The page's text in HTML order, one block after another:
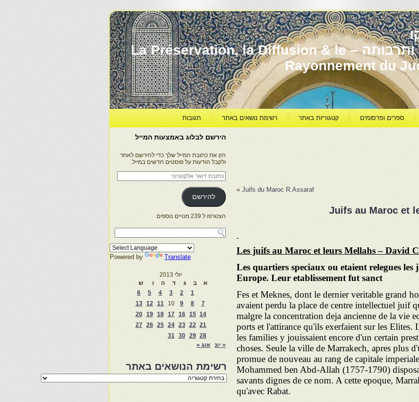
יהדות מרוקו עברה ותרבותה – La Préservation, la Diffusion & le
Rayonnement du
ספרים ופרסומים קטגוריות באתר רשימת נושאים באתר תגובות
Juifs du Maroc R.Assaraf
»
Juifs au Maroc et
Les juifs au Maroc et leurs Mellahs – David
Les quartiers speciaux ou etaient relegues
Europe. Leur etablissement fut sanct
Fes et Meknes, dont le dernier veritable grand
avaient perdu la place de centre intellectuel juif
malgre la concentration deja ancienne de la vie
ports et l'attirance qu'ils exerfaient sur les Elites.
les families y jouissaient encore d'un certain
choses. Seule la ville de Marrakech, apres plus
promue de nouveau au rang de capitale
Mohammed ben Abd-Allah (1757-1790)
savants dignes de ce nom. A cette epoque,
qu'avec Rabat.
הירשם לבלוג באמצעות המייל
הזן את כתובת המייל שלך כדי להירשם לאתר
ולקבל הודעות על פוסטים חדשים במייל.
כתובת
דואר
אלקטרוני
להירשם
הצטרפו ל 239 מנויים נוספים
Powered by Translate
יולי 2013
א
ב ג ד ה ו
ש
1
2
3
4
5
6
7
8
9
10
11
12
13
14
15
16
17
18
19
20
21
22
23
24
25
26
27
28
29
30
31
« יונ
אוג »
רשימת הנושאים באתר
רשימת
הנושאים